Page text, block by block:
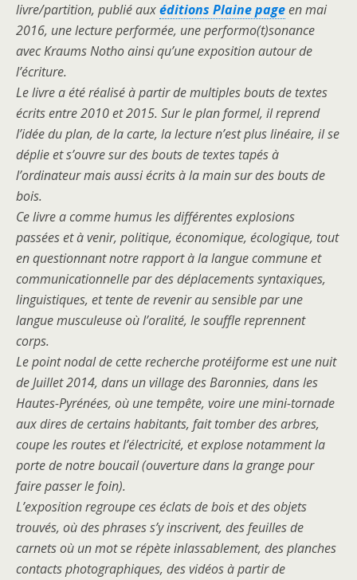
livre/partition, publié auxéditions Plaine pageen mai
2016, une lecture performée, une performo(t)sonance
avec Kraums Notho ainsi qu’une exposition autour de
l’écriture.
Le livre a été réalisé à partir de multiples bouts de textes
écrits entre 2010 et 2015. Sur le plan formel, il reprend
l’idée du plan, de la carte, la lecture n’est plus linéaire, il se
déplie et s’ouvre sur des bouts de textes tapés à
l’ordinateur mais aussi écrits à la main sur des bouts de
bois.
Ce livre a comme humus les différentes explosions
passées et à venir, politique, économique, écologique, tout
en questionnant notre rapport à la langue commune et
communicationnelle par des déplacements syntaxiques,
linguistiques, et tente de revenir au sensible par une
langue musculeuse où l’oralité, le souffle reprennent
corps.
Le point nodal de cette recherche protéiforme est une nuit
de Juillet 2014, dans un village des Baronnies, dans les
Hautes-Pyrénées, où une tempête, voire une mini-tornade
aux dires de certains habitants, fait tomber des arbres,
coupe les routes et l’électricité, et explose notamment la
porte de notre boucail (ouverture dans la grange pour
faire passer le foin).
L’exposition regroupe ces éclats de bois et des objets
trouvés, où des phrases s’y inscrivent, des feuilles de
carnets où un mot se répète inlassablement, des planches
contacts photographiques, des vidéos à partir de